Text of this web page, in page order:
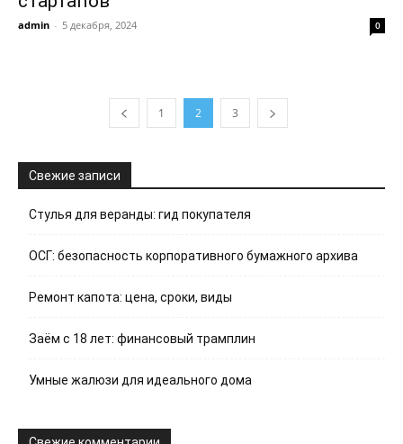
admin - 5 декабря, 2024 0
1 2 3
Свежие записи
Стулья для веранды: гид покупателя
ОСГ: безопасность корпоративного бумажного архива
Ремонт капота: цена, сроки, виды
Заём с 18 лет: финансовый трамплин
Умные жалюзи для идеального дома